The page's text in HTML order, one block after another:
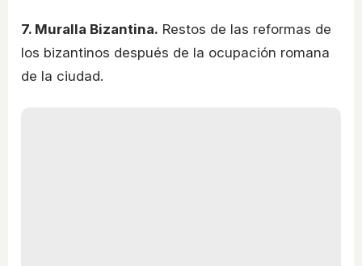
7. Muralla Bizantina. Restos de las reformas de
los bizantinos después de la ocupación romana
de la ciudad.